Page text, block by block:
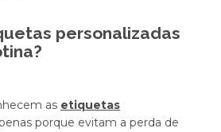
personalizadas
as etiquetas
porque evitam a perda de